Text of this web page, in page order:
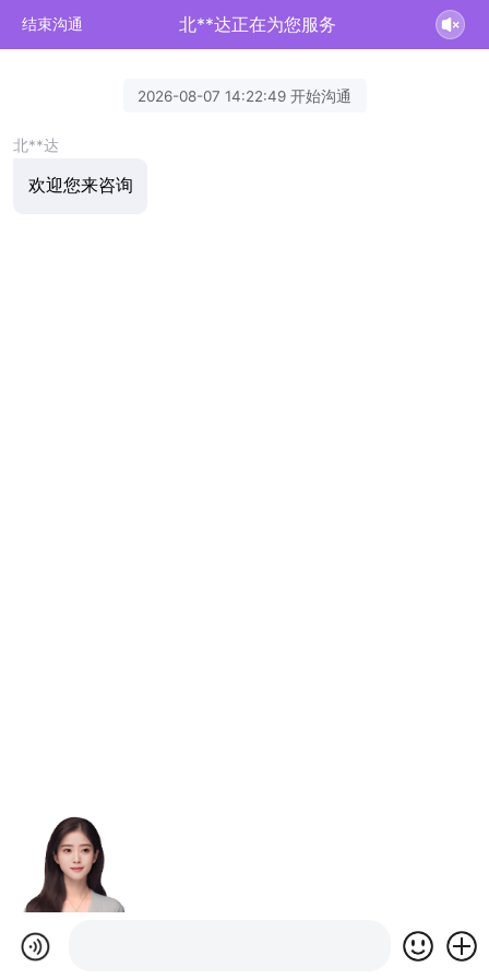
结束沟通 北**达正在为您服务
2026-08-07 14:22:49 开始沟通
北**达
欢迎您来咨询